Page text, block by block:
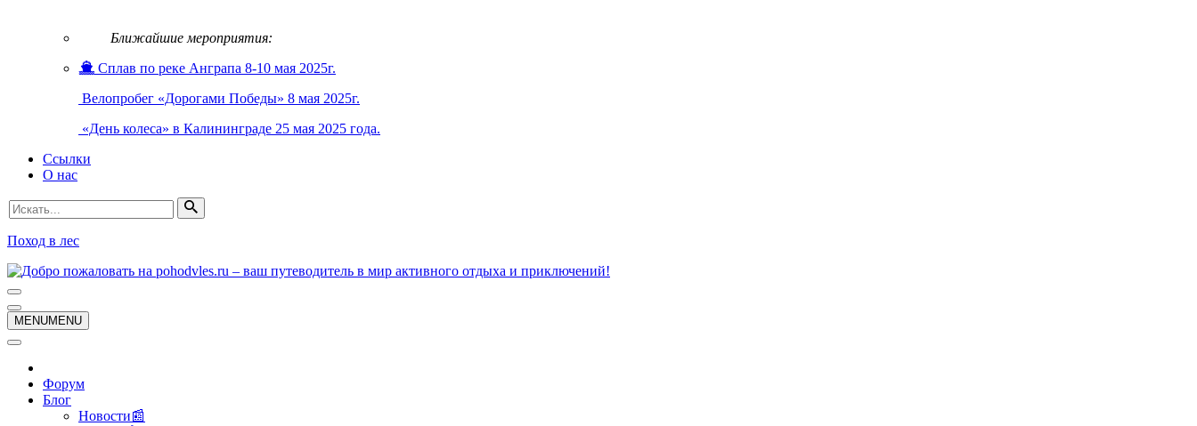
Ближайшие мероприятия:
Сплав по реке Анграпа 8-10 мая 2025г.
Велопробег «Дорогами Победы» 8 мая 2025г.
«День колеса» в Калининграде 25 мая 2025 года.
Ссылки
О нас
Искать...
Поход в лес
Меню
навигации
Меню
навигации
MENUMENU
Форум
Блог
Новости📰